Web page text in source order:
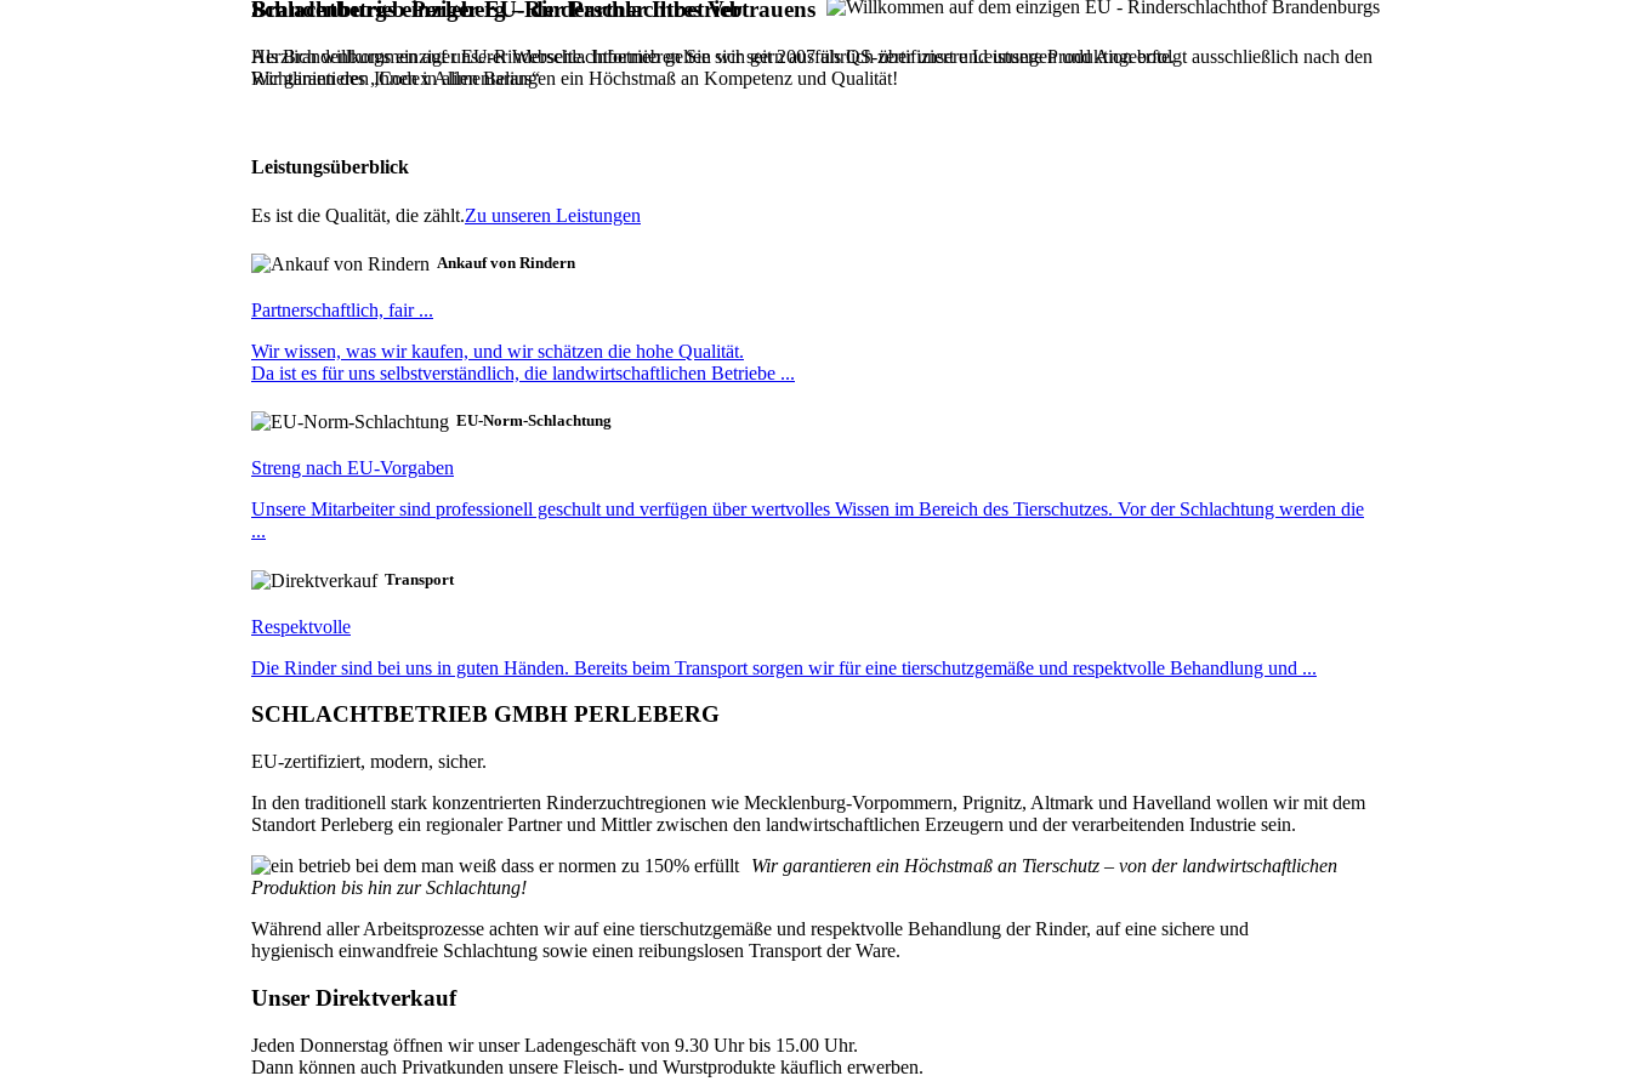
Brandenburgs einziger EU-Rinderschlachtbetrieb
Als Brandenburgs einziger EU-Rinderschlachtbetrieb gelten wir seit 2007 als QS-zertifiziert und unsere Produktion erfolgt ausschließlich nach den
Richtlinien des „Codex Alimentarius“
Schlachtbetrieb Perleberg – der Partner Ihres Vertrauens
Herzlich willkommen auf unserer Webseite. Informieren Sie sich gern ausführlich über unsere Leistungen und Angebote.
Wir garantieren Ihnen in allen Belangen ein Höchstmaß an Kompetenz und Qualität!
Leistungsüberblick
Es ist die Qualität, die zählt.Zu unseren Leistungen
Ankauf von Rindern
Partnerschaftlich, fair ...
Wir wissen, was wir kaufen, und wir schätzen die hohe Qualität.
Da ist es für uns selbstverständlich, die landwirtschaftlichen Betriebe ...
EU-Norm-Schlachtung
Streng nach EU-Vorgaben
Unsere Mitarbeiter sind professionell geschult und verfügen über wertvolles Wissen im Bereich des Tierschutzes. Vor der Schlachtung werden die
...
Transport
Respektvolle
Die Rinder sind bei uns in guten Händen. Bereits beim Transport sorgen wir für eine tierschutzgemäße und respektvolle Behandlung und ...
SCHLACHTBETRIEB GMBH PERLEBERG
EU-zertifiziert, modern, sicher.
In den traditionell stark konzentrierten Rinderzuchtregionen wie Mecklenburg-Vorpommern, Prignitz, Altmark und Havelland wollen wir mit dem
Standort Perleberg ein regionaler Partner und Mittler zwischen den landwirtschaftlichen Erzeugern und der verarbeitenden Industrie sein.
Wir garantieren ein Höchstmaß an Tierschutz – von der landwirtschaftlichen
Produktion bis hin zur Schlachtung!
Während aller Arbeitsprozesse achten wir auf eine tierschutzgemäße und respektvolle Behandlung der Rinder, auf eine sichere und
hygienisch einwandfreie Schlachtung sowie einen reibungslosen Transport der Ware.
Unser Direktverkauf
Jeden Donnerstag öffnen wir unser Ladengeschäft von 9.30 Uhr bis 15.00 Uhr.
Dann können auch Privatkunden unsere Fleisch- und Wurstprodukte käuflich erwerben.